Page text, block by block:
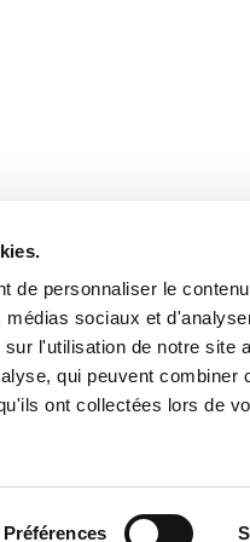
de personnaliser le
sociaux et
l'utilisation de notre site
qui peuvent
ont collectées lors de
Préférences